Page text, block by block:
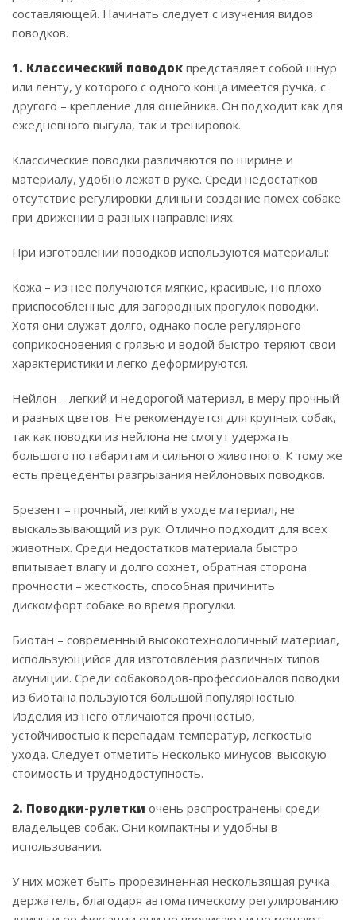
составляющей. Начинать следует с изучения видов
поводков.
1. Классический поводок представляет собой шнур
или ленту, у которого с одного конца имеется ручка, с
другого – крепление для ошейника. Он подходит как для
ежедневного выгула, так и тренировок.
Классические поводки различаются по ширине и
материалу, удобно лежат в руке. Среди недостатков
отсутствие регулировки длины и создание помех собаке
при движении в разных направлениях.
При изготовлении поводков используются материалы:
Кожа – из нее получаются мягкие, красивые, но плохо
приспособленные для загородных прогулок поводки.
Хотя они служат долго, однако после регулярного
соприкосновения с грязью и водой быстро теряют свои
характеристики и легко деформируются.
Нейлон – легкий и недорогой материал, в меру прочный
и разных цветов. Не рекомендуется для крупных собак,
так как поводки из нейлона не смогут удержать
большого по габаритам и сильного животного. К тому же
есть прецеденты разгрызания нейлоновых поводков.
Брезент – прочный, легкий в уходе материал, не
выскальзывающий из рук. Отлично подходит для всех
животных. Среди недостатков материала быстро
впитывает влагу и долго сохнет, обратная сторона
прочности – жесткость, способная причинить
дискомфорт собаке во время прогулки.
Биотан – современный высокотехнологичный материал,
использующийся для изготовления различных типов
амуниции. Среди собаководов-профессионалов поводки
из биотана пользуются большой популярностью.
Изделия из него отличаются прочностью,
устойчивостью к перепадам температур, легкостью
ухода. Следует отметить несколько минусов: высокую
стоимость и труднодоступность.
2. Поводки-рулетки очень распространены среди
владельцев собак. Они компактны и удобны в
использовании.
У них может быть прорезиненная нескользящая ручка-
держатель, благодаря автоматическому регулированию